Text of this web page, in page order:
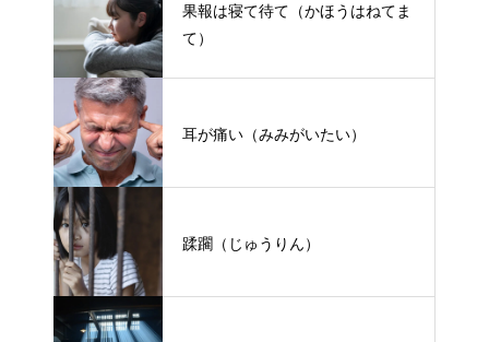
果報は寝て待て（かほうはねてま
て）
耳が痛い（みみがいたい）
蹂躙（じゅうりん）